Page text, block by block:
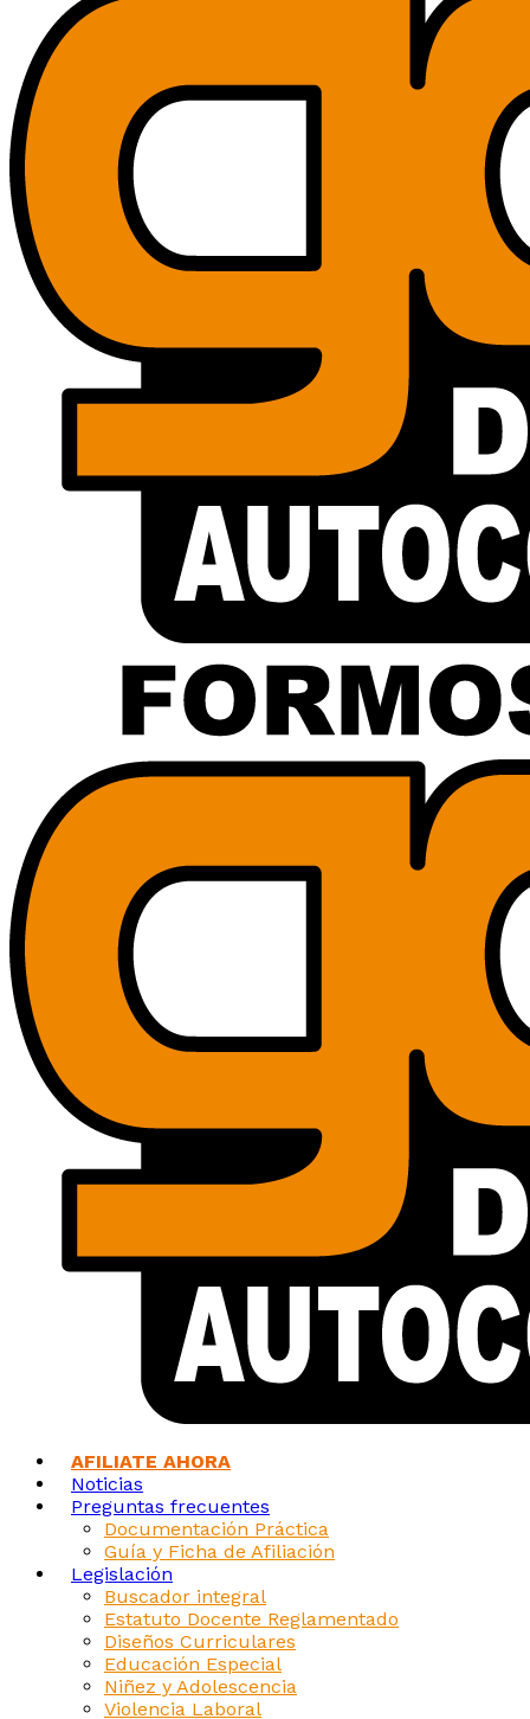
AFILIATE AHORA
Noticias
Preguntas frecuentes
Documentación Práctica
Guía y Ficha de Afiliación
Legislación
Buscador integral
Estatuto Docente Reglamentado
Diseños Curriculares
Educación Especial
Niñez y Adolescencia
Violencia Laboral